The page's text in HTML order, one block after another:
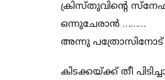
ക്രിസ്തുവിൻ്റെ
ഒന്നുചേരാൻ ………
അന്നു പത്രോസിനോട്
കിടക്കയ്ക്ക് തീ